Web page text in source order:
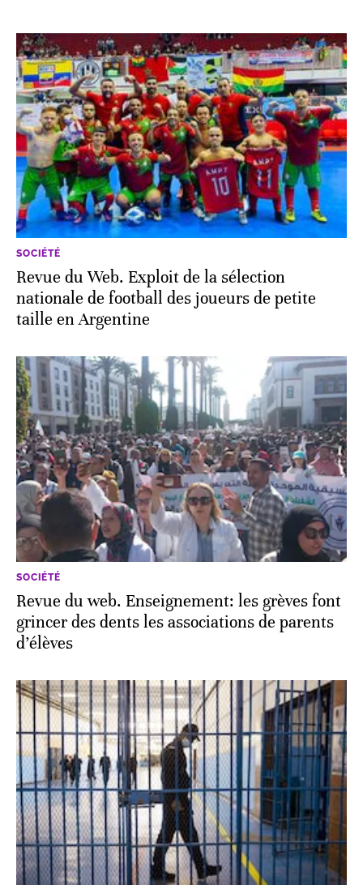
SOCIÉTÉ
Revue du Web. Exploit de la sélection
nationale de football des joueurs de petite
taille en Argentine
SOCIÉTÉ
Revue du web. Enseignement: les grèves font
grincer des dents les associations de parents
d’élèves